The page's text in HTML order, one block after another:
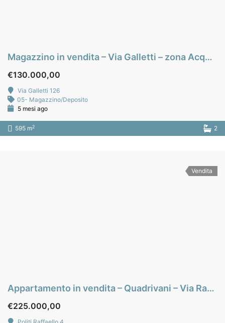
Magazzino in vendita – Via Galletti – zona Acqua dei Corsari – Palermo
€130.000,00
Via Galletti 126
05- Magazzino/Deposito
5 mesi ago
595 m2 2
Vendita
Appartamento in vendita – Quadrivani – Via Raffaello Politi – zona L. Da Vinci Alta – Palermo
€225.000,00